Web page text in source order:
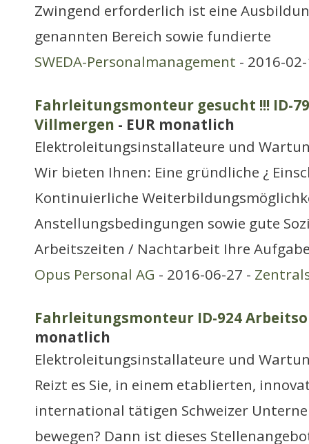
Zwingend erforderlich ist eine
genannten Bereich sowie fundierte
SWEDA-Personalmanagement - 2016-
Fahrleitungsmonteur gesucht !!! ID-
Villmergen - EUR monatlich
Elektroleitungsinstallateure und
Wir bieten Ihnen: Eine gründliche ¿
Kontinuierliche
Anstellungsbedingungen sowie gute
Arbeitszeiten / Nachtarbeit Ihre
Opus Personal AG - 2016-06-27 -
Fahrleitungsmonteur ID-924
monatlich
Elektroleitungsinstallateure und
Reizt es Sie, in einem etablierten,
international tätigen Schweizer
bewegen? Dann ist dieses